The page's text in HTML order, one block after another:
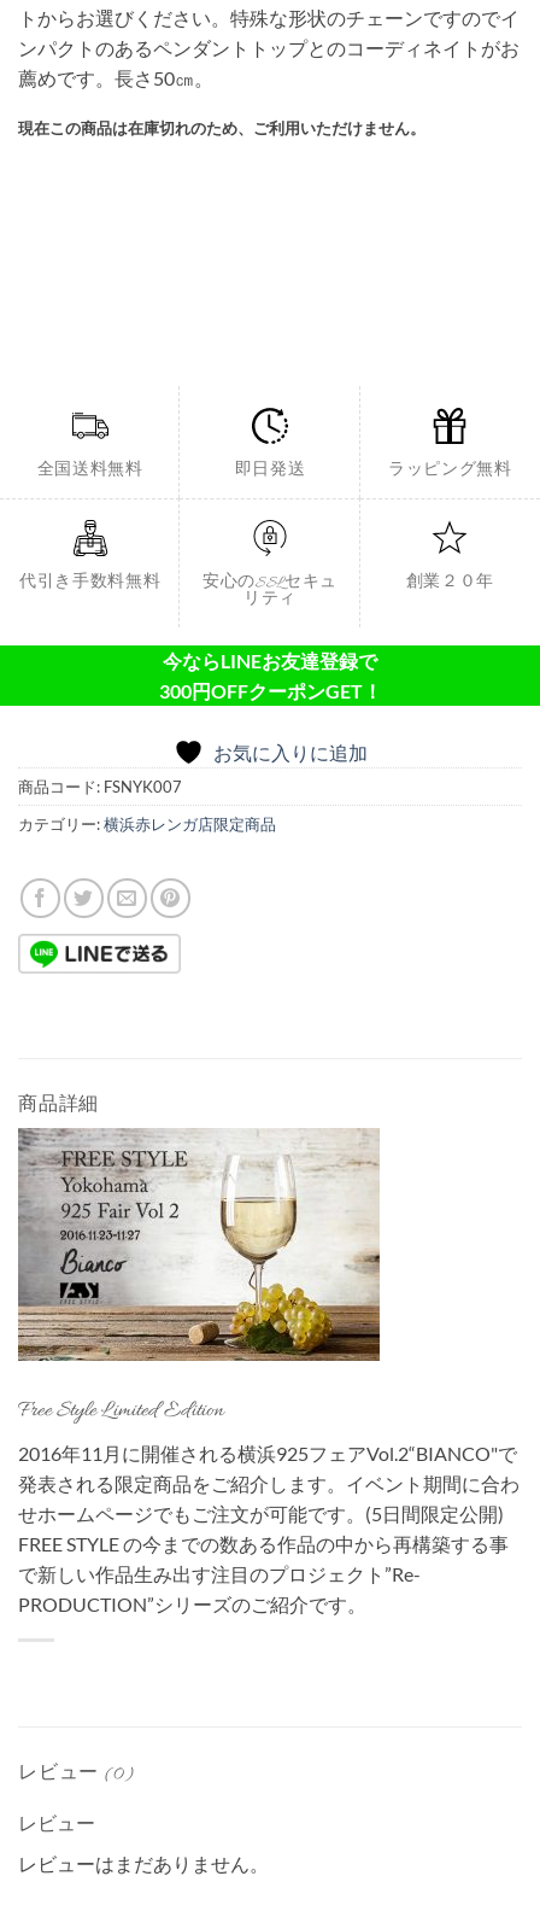
トからお選びください。特殊な形状のチェーンですのでイ
ンパクトのあるペンダントトップとのコーディネイトがお
薦めです。長さ50㎝。
現在この商品は在庫切れのため、ご利用いただけません。
全国送料無料 即日発送 ラッピング無料
代引き手数料無料
安心のSSLセキュ
リティ
創業２０年
今ならLINEお友達登録で
300円OFFクーポンGET！
お気に入りに追加
商品コード: FSNYK007
カテゴリー:横浜赤レンガ店限定商品
商品詳細
Free Style Limited Edition
2016年11月に開催される横浜925フェアVol.2“BIANCO"で
発表される限定商品をご紹介します。イベント期間に合わ
せホームページでもご注文が可能です。(5日間限定公開)
FREE STYLE の今までの数ある作品の中から再構築する事
で新しい作品生み出す注目のプロジェクト”Re-
PRODUCTION”シリーズのご紹介です。
レビュー (0)
レビュー
レビューはまだありません。